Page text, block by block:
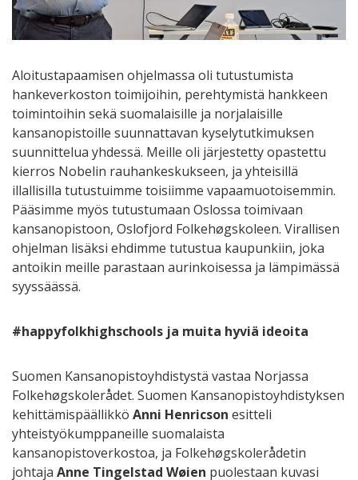
Aloitustapaamisen ohjelmassa oli tutustumista
hankeverkoston toimijoihin, perehtymistä hankkeen
toimintoihin sekä suomalaisille ja norjalaisille
kansanopistoille suunnattavan kyselytutkimuksen
suunnittelua yhdessä. Meille oli järjestetty opastettu
kierros Nobelin rauhankeskukseen, ja yhteisillä
illallisilla tutustuimme toisiimme vapaamuotoisemmin.
Pääsimme myös tutustumaan Oslossa toimivaan
kansanopistoon, Oslofjord Folkehøgskoleen. Virallisen
ohjelman lisäksi ehdimme tutustua kaupunkiin, joka
antoikin meille parastaan aurinkoisessa ja lämpimässä
syyssäässä.
#happyfolkhighschools ja muita hyviä ideoita
Suomen Kansanopistoyhdistystä vastaa Norjassa
Folkehøgskolerådet. Suomen Kansanopistoyhdistyksen
kehittämispäällikkö Anni Henricson esitteli
yhteistyökumppaneille suomalaista
kansanopistoverkostoa, ja Folkehøgskolerådetin
johtaja Anne Tingelstad Wøien puolestaan kuvasi